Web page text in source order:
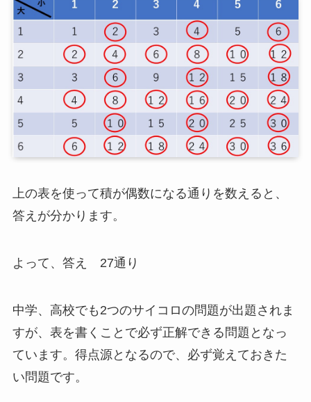
上の表を使って積が偶数になる通りを数えると、
答えが分かります。
よって、答え 27通り
中学、高校でも2つのサイコロの問題が出題されま
すが、表を書くことで必ず正解できる問題となっ
ています。得点源となるので、必ず覚えておきた
い問題です。